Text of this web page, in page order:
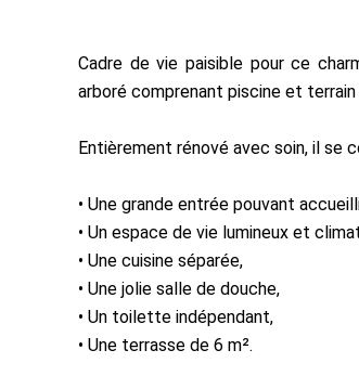
Cadre de vie paisible pour ce
arboré comprenant piscine et
Entièrement rénové avec soin, il se
• Une grande entrée pouvant
• Un espace de vie lumineux et
• Une cuisine séparée,
• Une jolie salle de douche,
• Un toilette indépendant,
• Une terrasse de 6 m².